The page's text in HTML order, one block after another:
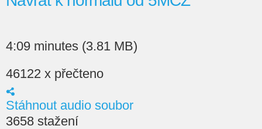
4:09 minutes (3.81 MB)
46122 x přečteno
Stáhnout audio soubor
3658 stažení